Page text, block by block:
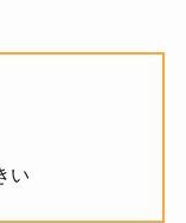
い